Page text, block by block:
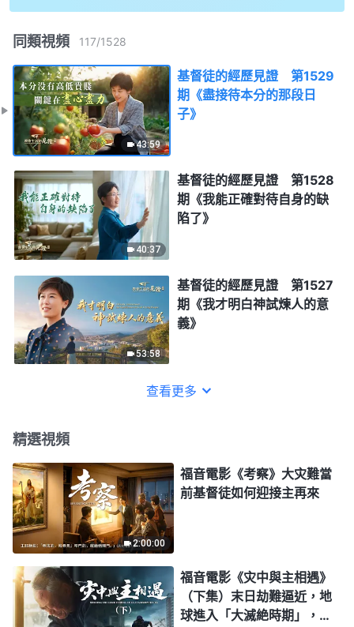
同類視頻 117/1528
43:59
基督徒的經歷見證 第1529
期《盡接待本分的那段日
子》
40:37
基督徒的經歷見證 第1528
期《我能正確對待自身的缺
陷了》
53:58
基督徒的經歷見證 第1527
期《我才明白神試煉人的意
義》
查看更多
精選視頻
2:00:00
福音電影《考察》大灾難當
前基督徒如何迎接主再來
福音電影《灾中與主相遇》
（下集）末日劫難逼近，地
球進入「大滅絶時期」，人